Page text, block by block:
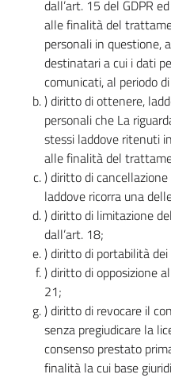
dall’art. 15 del GDPR
alle finalità del
personali in questione,
destinatari a cui i dati
comunicati, al periodo
) diritto di ottenere,
personali che La
stessi laddove ritenuti
alle finalità del
) diritto di
laddove ricorra una
) diritto di limitazione
dall’art. 18;
) diritto di portabilità
) diritto di opposizione
21;
) diritto di revocare il
senza pregiudicare la
consenso prestato
finalità la cui base